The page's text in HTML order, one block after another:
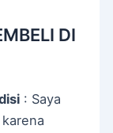
DI
: Saya